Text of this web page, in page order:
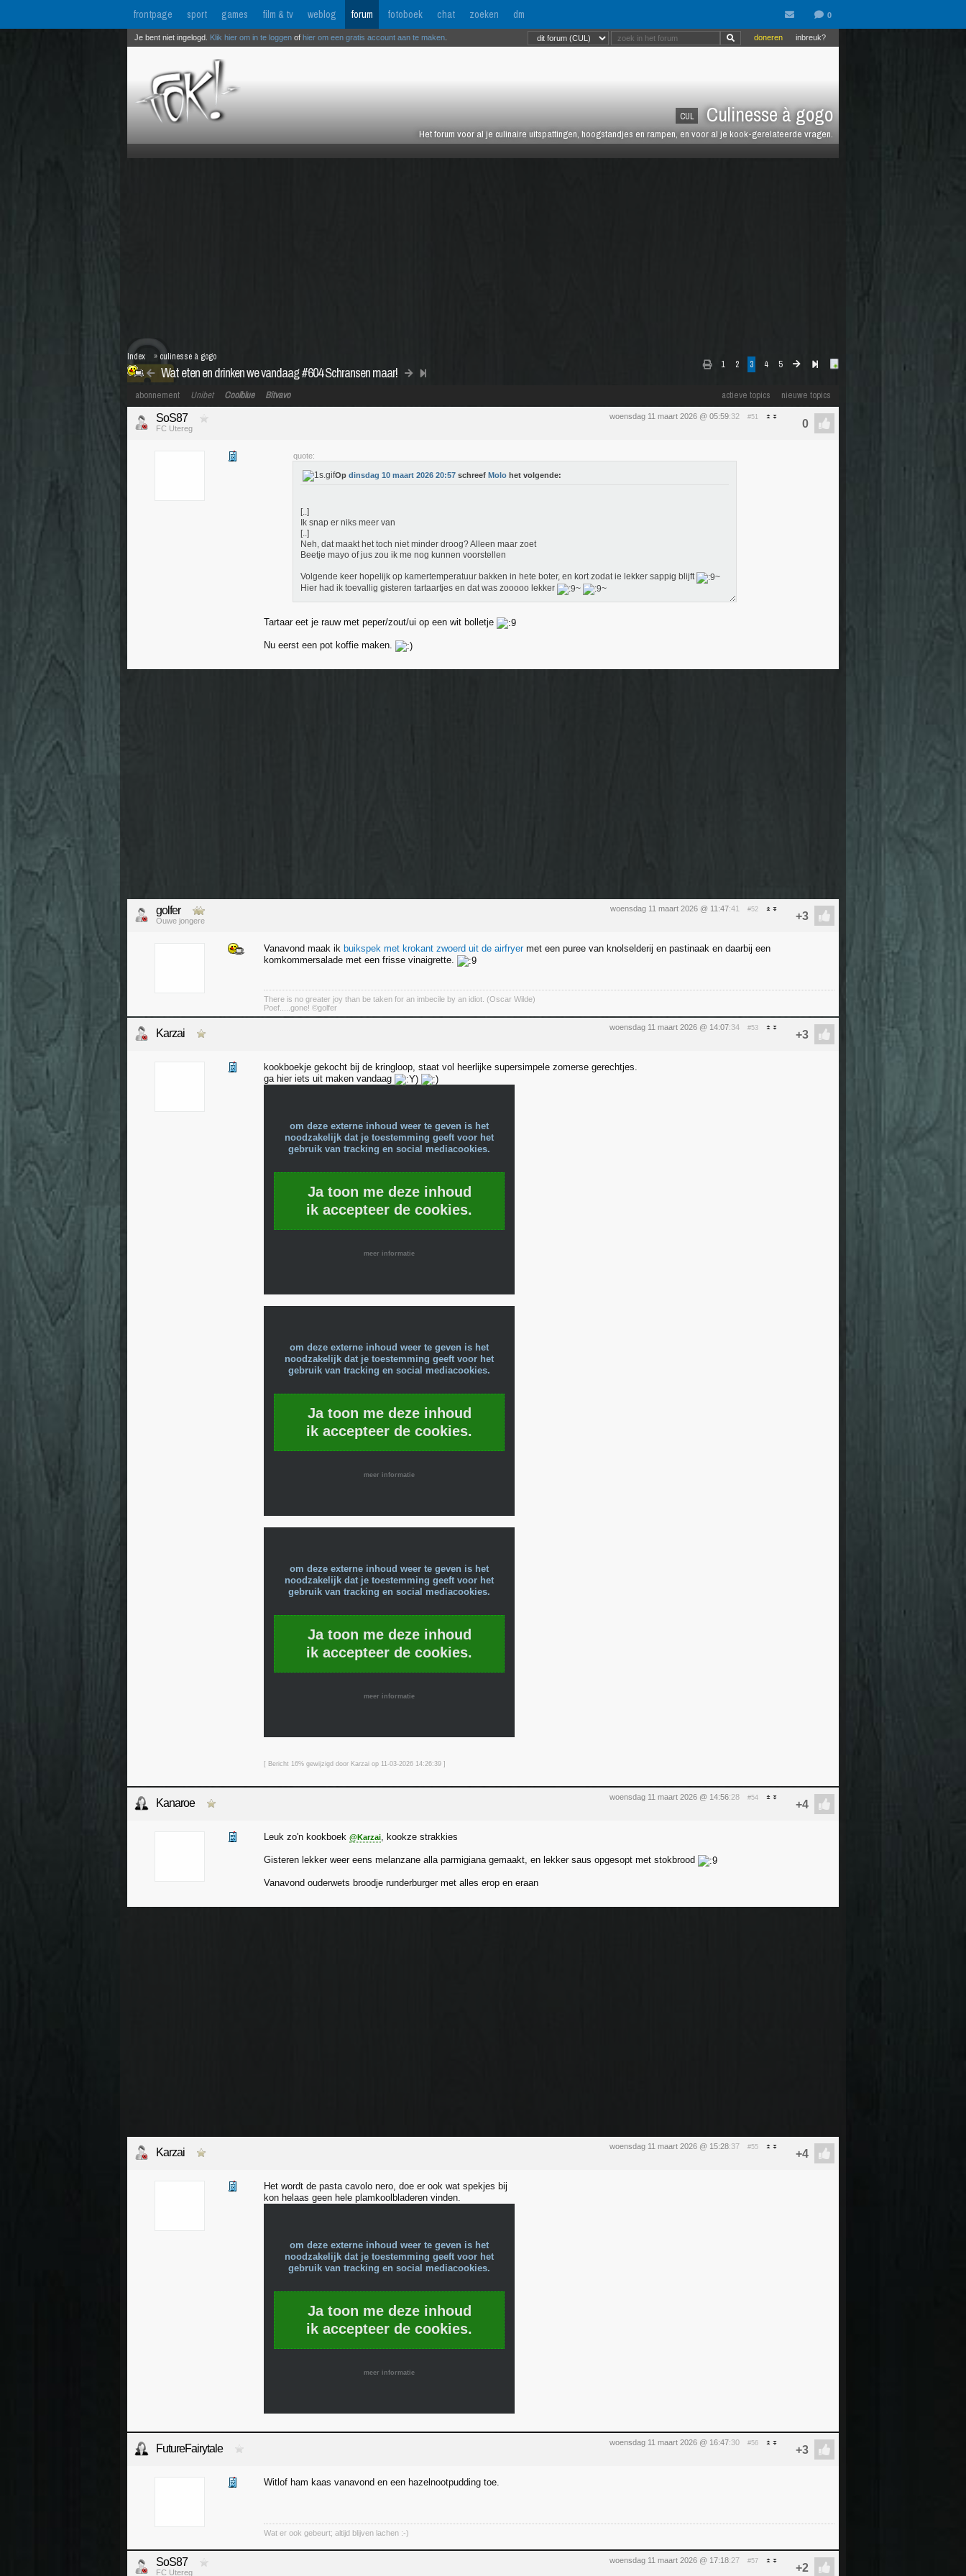
frontpage sport games film & tv weblog forum fotoboek chat zoeken dm
CUL Culinesse à gogo
Het forum voor al je culinaire uitspattingen, hoogstandjes en rampen, en voor al je kook-gerelateerde vragen.
inbreuk?
doneren
Je bent niet ingelogd. Klik hier om in te loggen of hier om een gratis account aan te maken
1 2 3 4 5
Wat eten en drinken we vandaag #604 Schransen maar!
Index » culinesse à gogo
actieve topics nieuwe topics
abonnement Unibet Coolblue Bitvavo
woensdag 11 maart 2026 @ 05:59:32 #51
SoS87
FC Utereg
quote:
Op dinsdag 10 maart 2026 20:57 schreef Molo het volgende:
[..]
Ik snap er niks meer van
[..]
Neh, dat maakt het toch niet minder droog? Alleen maar zoet
Beetje mayo of jus zou ik me nog kunnen voorstellen
Volgende keer hopelijk op kamertemperatuur bakken in hete boter, en kort zodat ie lekker sappig blijft
Hier had ik toevallig gisteren tartaartjes en dat was zooooo lekker
Tartaar eet je rauw met peper/zout/ui op een wit bolletje
Nu eerst een pot koffie maken.
woensdag 11 maart 2026 @ 11:47:41 #52
golfer
Ouwe jongere
Vanavond maak ik buikspek met krokant zwoerd uit de airfryermet een puree van knolselderij en pastinaak en daarbij een
komkommersalade met een frisse vinaigrette.
There is no greater joy than be taken for an imbecile by an idiot. (Oscar Wilde)
Poef.....gone! ©golfer
woensdag 11 maart 2026 @ 14:07:34 #53
Karzai
kookboekje gekocht bij de kringloop, staat vol heerlijke supersimpele zomerse gerechtjes.
ga hier iets uit maken vandaag
om deze externe inhoud weer te geven is het
noodzakelijk dat je toestemming geeft voor het
gebruik van tracking en social mediacookies.
Ja toon me deze inhoud
ik accepteer de cookies.
meer informatie
om deze externe inhoud weer te geven is het
noodzakelijk dat je toestemming geeft voor het
gebruik van tracking en social mediacookies.
Ja toon me deze inhoud
ik accepteer de cookies.
meer informatie
om deze externe inhoud weer te geven is het
noodzakelijk dat je toestemming geeft voor het
gebruik van tracking en social mediacookies.
Ja toon me deze inhoud
ik accepteer de cookies.
meer informatie
[ Bericht 16% gewijzigd door Karzai op 11-03-2026 14:26:39 ]
woensdag 11 maart 2026 @ 14:56:28 #54
Kanaroe
Leuk zo'n kookboek @Karzai, kookze strakkies
Gisteren lekker weer eens melanzane alla parmigiana gemaakt, en lekker saus opgesopt met stokbrood
Vanavond ouderwets broodje runderburger met alles erop en eraan
woensdag 11 maart 2026 @ 15:28:37 #55
Karzai
Het wordt de pasta cavolo nero, doe er ook wat spekjes bij
kon helaas geen hele plamkoolbladeren vinden.
om deze externe inhoud weer te geven is het
noodzakelijk dat je toestemming geeft voor het
gebruik van tracking en social mediacookies.
Ja toon me deze inhoud
ik accepteer de cookies.
meer informatie
woensdag 11 maart 2026 @ 16:47:30 #56
FutureFairytale
Witlof ham kaas vanavond en een hazelnootpudding toe.
Wat er ook gebeurt; altijd blijven lachen :-)
woensdag 11 maart 2026 @ 17:18:27 #57
SoS87
FC Utereg